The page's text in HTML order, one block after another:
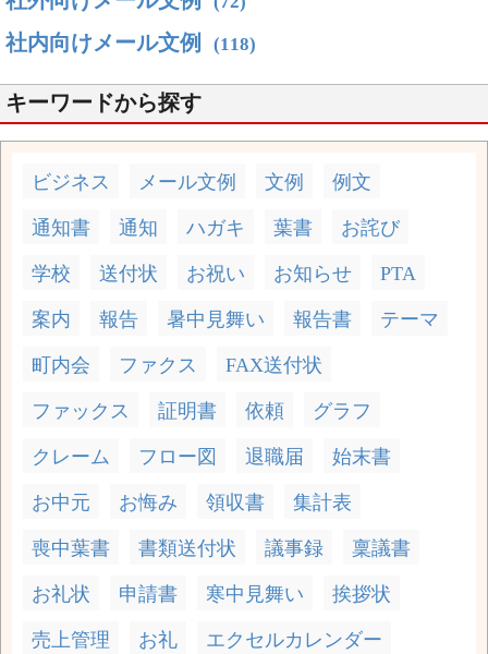
社内向けメール文例 (118)
キーワードから探す
ビジネス メール文例 文例 例文
通知書 通知 ハガキ 葉書 お詫び
学校 送付状 お祝い お知らせ PTA
案内 報告 暑中見舞い 報告書 テーマ
町内会 ファクス FAX送付状
ファックス 証明書 依頼 グラフ
クレーム フロー図 退職届 始末書
お中元 お悔み 領収書 集計表
喪中葉書 書類送付状 議事録 稟議書
お礼状 申請書 寒中見舞い 挨拶状
売上管理 お礼 エクセルカレンダー